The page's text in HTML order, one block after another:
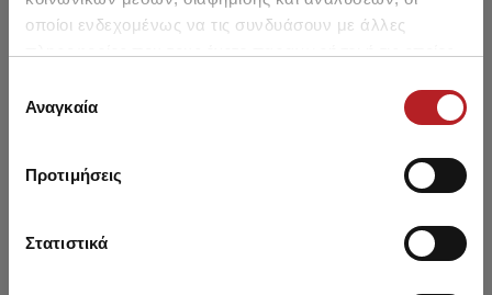
οποίοι ενδεχομένως να τις συνδυάσουν με άλλες
των υπηρεσιών τους.
συγκατάθεσης
Αναγκαία
Προτιμήσεις
Στατιστικά